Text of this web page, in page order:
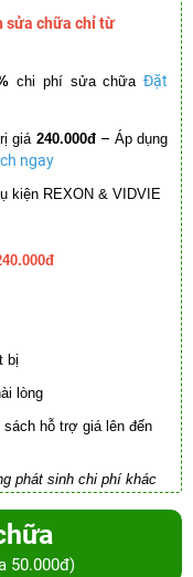
sửa chữa chỉ từ
chi phí sửa chữa Đặt
giá 240.000đ – Áp dụng
ngay
kiện REXON & VIDVIE
bị
lòng
hỗ trợ giá lên đến
phát sinh chi phí khác
50.000đ)